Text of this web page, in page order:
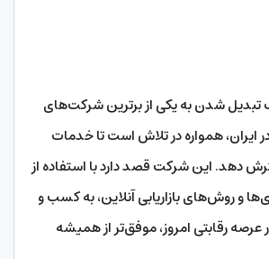
شدن به یکی از برترین شرکت‌های
ایران، همواره در تلاش است تا خدمات
دهد. این شرکت قصد دارد با استفاده از
و روش‌های بازاریابی آنلاین، به کسب و
عرصه رقابتی امروز، موفق‌تر از همیشه